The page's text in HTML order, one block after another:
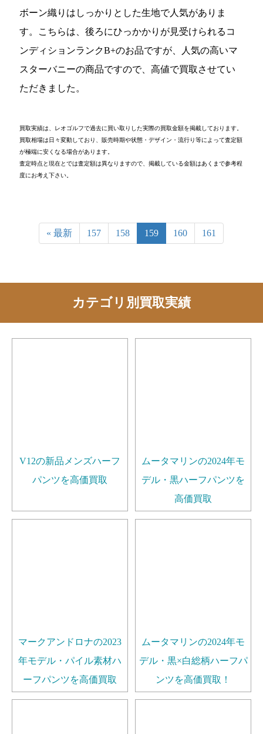
ボーン織りはしっかりとした生地で人気がありま
す。こちらは、後ろにひっかかりが見受けられるコ
ンディションランクB+のお品ですが、人気の高いマ
スターバニーの商品ですので、高値で買取させてい
ただきました。
買取実績は、レオゴルフで過去に買い取りした実際の買取金額を掲載しております。
買取相場は日々変動しており、販売時期や状態・デザイン・流行り等によって査定額
が極端に安くなる場合があります。
査定時点と現在とでは査定額は異なりますので、掲載している金額はあくまで参考程
度にお考え下さい。
« 最新 157 158 159 160 161
カテゴリ別買取実績
V12の新品メンズハーフ
パンツを高価買取
ムータマリンの2024年モ
デル・黒ハーフパンツを
高価買取
マークアンドロナの2023
年モデル・パイル素材ハ
ーフパンツを高価買取
ムータマリンの2024年モ
デル・黒×白総柄ハーフパ
ンツを高価買取！